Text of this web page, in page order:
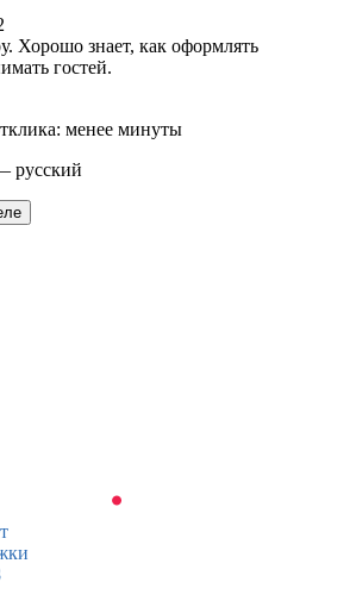
Хорошо знает, как оформлять
гостей.
менее минуты
русский